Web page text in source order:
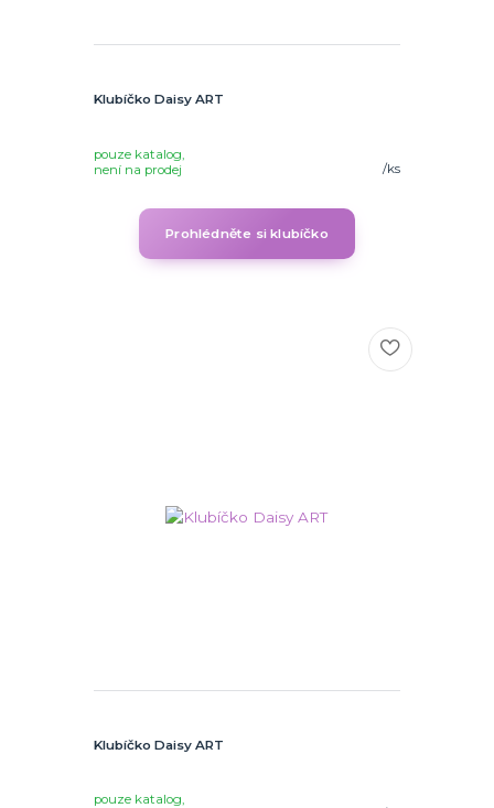
Klubíčko Daisy ART
/ks
pouze katalog,
není na prodej
Prohlédněte si klubíčko
Klubíčko Daisy ART
pouze katalog,